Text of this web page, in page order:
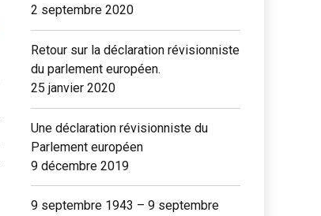
2 septembre 2020
Retour sur la déclaration révisionniste
du parlement européen.
25 janvier 2020
Une déclaration révisionniste du
Parlement européen
9 décembre 2019
9 septembre 1943 – 9 septembre